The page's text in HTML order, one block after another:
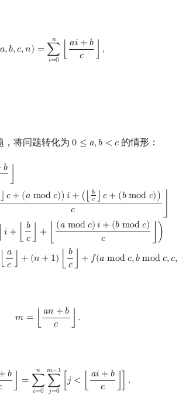
𝑎,𝑏,𝑐,𝑛) =
𝑛
∑
𝑖=0
𝑎𝑖 +𝑏
𝑐
,
n i=0n ⌊ ai+ bc⌋
，将问题转化为0 ≤ 𝑎,𝑏 < 𝑐
0 ≤a ,b<c 的情形：
𝑏
⌋ 𝑐+ (𝑎 mod𝑐)) 𝑖 + (⌊ 𝑏
𝑐 ⌋ 𝑐+ (𝑏mod 𝑐))
𝑐
𝑖 +
𝑏
𝑐
+ (𝑎 mod𝑐)𝑖 + (𝑏 mod𝑐)
𝑐
)
𝑎
𝑐
+ (𝑛 + 1)
𝑏
𝑐
+ 𝑓(𝑎 mod𝑐,𝑏mod𝑐,𝑐,
(a mod
𝑚 = 𝑎𝑛 +𝑏
𝑐
.
an+ bc⌋
𝑏
=
𝑛
∑
𝑖=0
𝑚−1
∑
𝑗=0
[𝑗 < 𝑎𝑖 +𝑏
𝑐
.
i+ b c i=0n∑j=0m j <⌊a i+ b ⌋]